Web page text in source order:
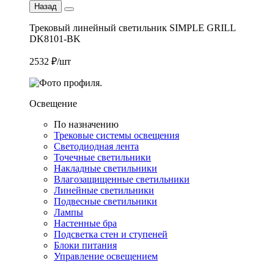
Назад
Трековый линейный светильник SIMPLE GRILL
DK8101-BK
2532 ₽/шт
Освещение
По назначению
Трековые системы освещения
Светодиодная лента
Точечные светильники
Накладные светильники
Влагозащищенные светильники
Линейные светильники
Подвесные светильники
Лампы
Настенные бра
Подсветка стен и ступеней
Блоки питания
Управление освещением